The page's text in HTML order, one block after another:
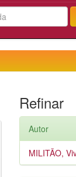
Refinar
Autor
MILITÃO,